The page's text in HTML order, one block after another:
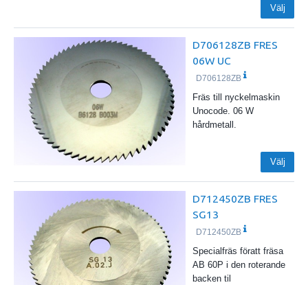
Välj
D706128ZB FRES
06W UC
D706128ZB
Fräs till nyckelmaskin
Unocode. 06 W
hårdmetall.
Välj
D712450ZB FRES
SG13
D712450ZB
Specialfräs föratt fräsa
AB 60P i den roterande
backen til